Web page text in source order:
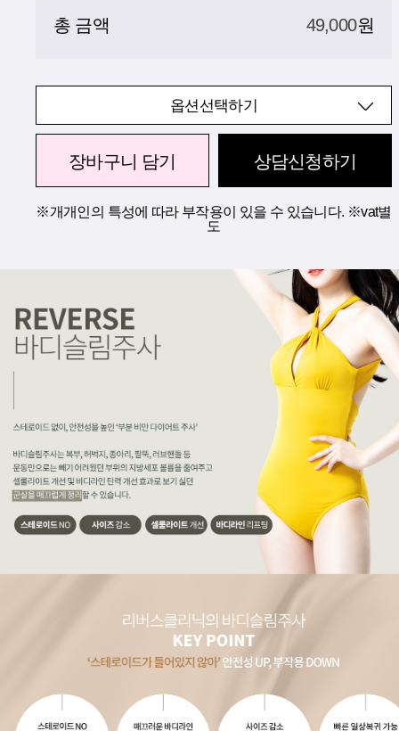
총 금액 49,000원
옵션선택하기
장바구니 담기 상담신청하기
※개개인의 특성에 따라 부작용이 있을 수 있습니다. ※vat별
도